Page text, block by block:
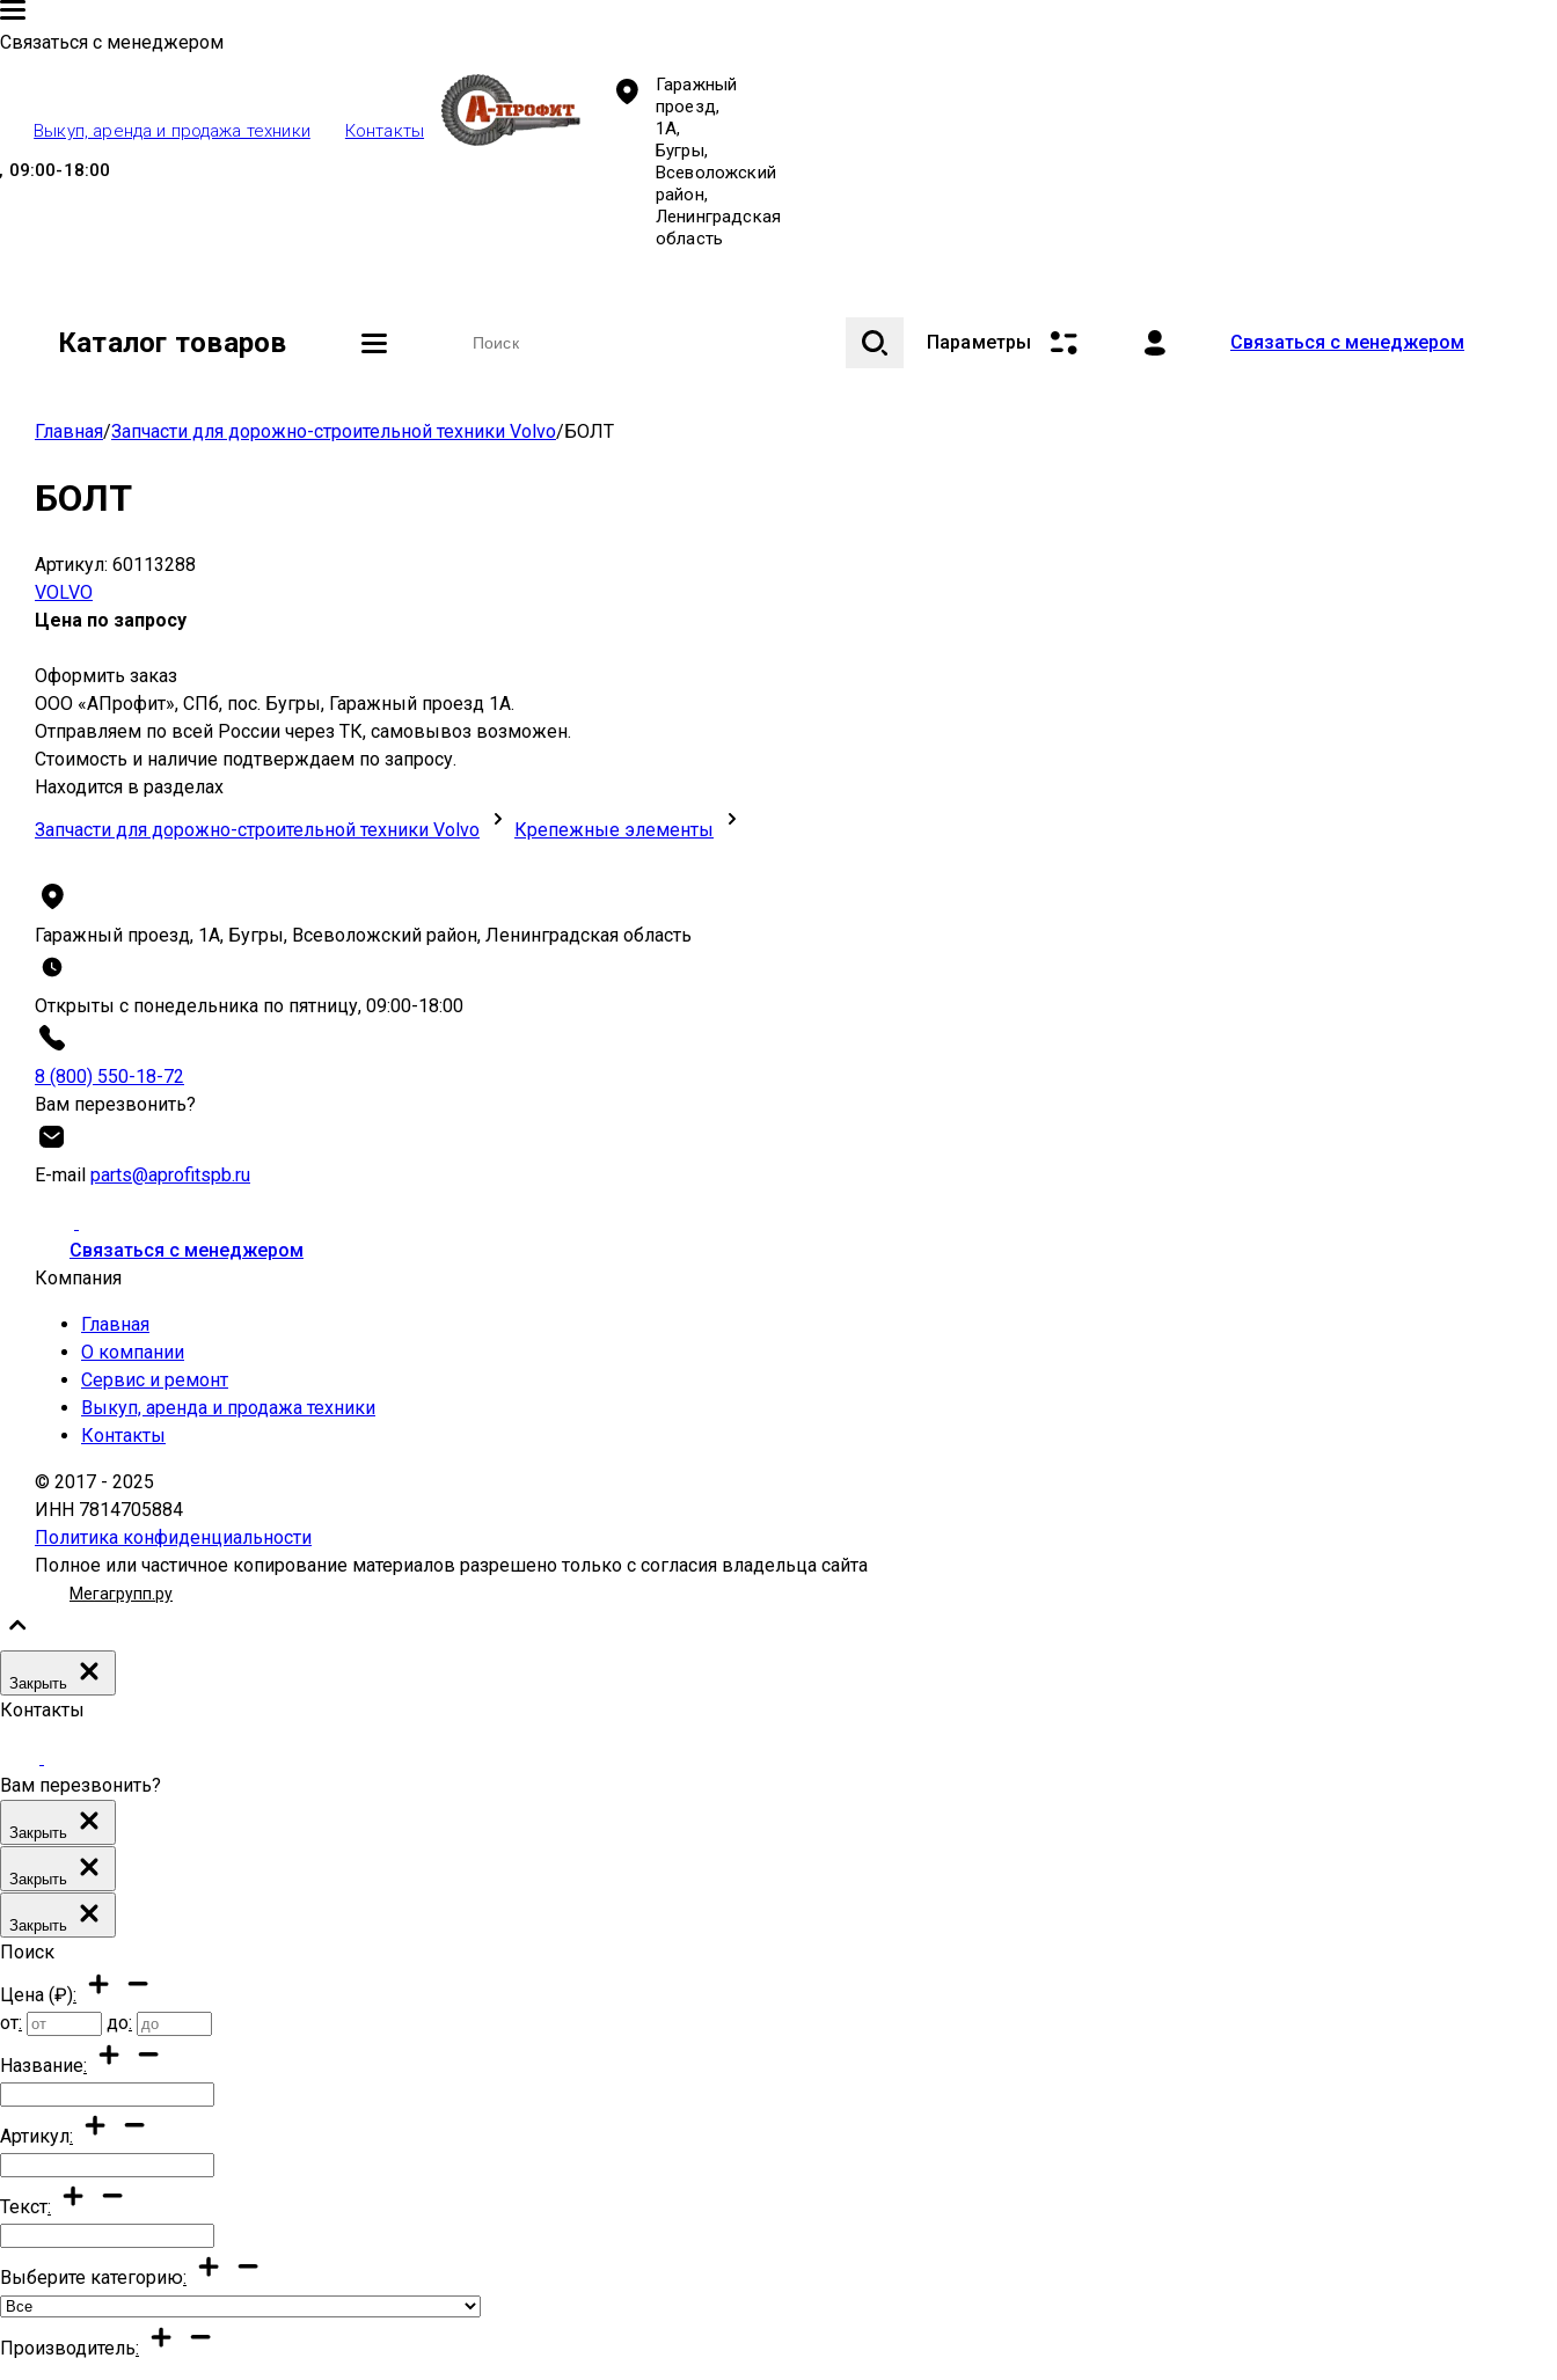
Связаться с менеджером
Выкуп, аренда и продажа техники
Контакты
09:00-18:00
Гаражный
проезд,
1А,
Бугры,
Всеволожский
район,
Ленинградская
область
Каталог товаров Параметры Связаться с менеджером
Главная/Запчасти для дорожно-строительной техники Volvo/БОЛТ
БОЛТ
Артикул: 60113288
VOLVO
Цена по запросу
Оформить заказ
ООО «АПрофит», СПб, пос. Бугры, Гаражный проезд 1А.
Отправляем по всей России через ТК, самовывоз возможен.
Стоимость и наличие подтверждаем по запросу.
Находится в разделах
Запчасти для дорожно-строительной техники Volvo
Крепежные элементы
Гаражный проезд, 1А, Бугры, Всеволожский район, Ленинградская область
Открыты с понедельника по пятницу, 09:00-18:00
8 (800) 550-18-72
Вам перезвонить?
Е-mail parts@aprofitspb.ru
Связаться с менеджером
Компания
Главная
О компании
Сервис и ремонт
Выкуп, аренда и продажа техники
Контакты
© 2017 - 2025
ИНН 7814705884
Политика конфиденциальности
Полное или частичное копирование материалов разрешено только с согласия владельца сайта
Мегагрупп.ру
Закрыть
Контакты
Вам перезвонить?
Закрыть
Закрыть
Закрыть
Поиск
Цена (₽):
от: до:
Название:
Артикул:
Текст:
Выберите категорию:
Производитель: